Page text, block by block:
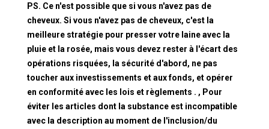
PS. Ce n'est possible que si vous n'avez pas de
cheveux. Si vous n'avez pas de cheveux, c'est la
meilleure stratégie pour presser votre laine avec la
pluie et la rosée, mais vous devez rester à l'écart des
opérations risquées, la sécurité d'abord, ne pas
toucher aux investissements et aux fonds, et opérer
en conformité avec les lois et règlements . , Pour
éviter les articles dont la substance est incompatible
avec la description au moment de l'inclusion/du